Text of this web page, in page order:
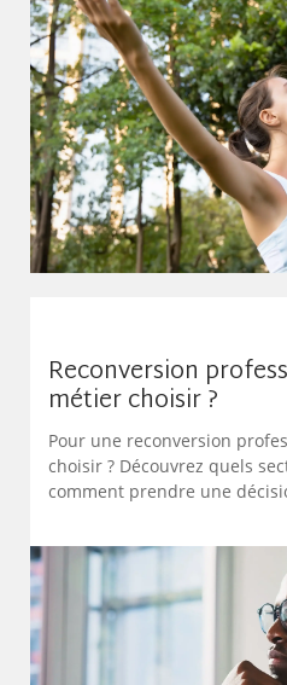
Reconversion
métier choisir ?
Pour une reconversion
choisir ? Découvrez quels
comment prendre une